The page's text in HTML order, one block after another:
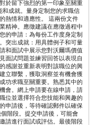
於留下強烈的第一印象至關重
成就。量身定制您的求職信
熱情和適應性。 這兩份文件
精神。應徵建議在應徵過程中
的申請：為每份工作度身定制
突出成就：用具體例子和可量
和面試中展示您對沃爾瑪價值
面試問題並練習回答以表現自
感謝並重新表明對該職位的興
立聯繫，獲取洞察並有機會獲
功求職至關重要。熟悉其中的
會。網上申請要在線申請，請
位並選擇符合您技能和興趣的
申請後，等待確認郵件以確保
階段。提交申請後，可能會
請進行面試或評估。最後階段